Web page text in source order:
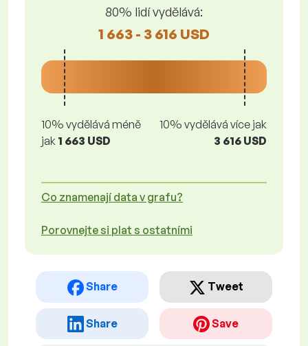
80% lidí vydělává:
1 663 - 3 616 USD
10% vydělává méně
jak 1 663 USD
10% vydělává více jak
3 616 USD
Co znamenají data v grafu?
Porovnejte si plat s ostatními
Share Tweet
Share Save